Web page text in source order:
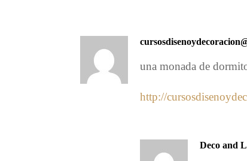
una monada de
http://
Deco and